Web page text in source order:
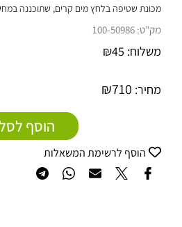
מכונת שטיפה בלחץ מים קרים, שתוכננה
יתרונות בחוויית המשתמש, שהופכים את
ופשוטה.
מק"ט: 100-50986
משלוח: ₪45
מחיר: ₪710
הוסף
הוסף לרשימת המשאלות